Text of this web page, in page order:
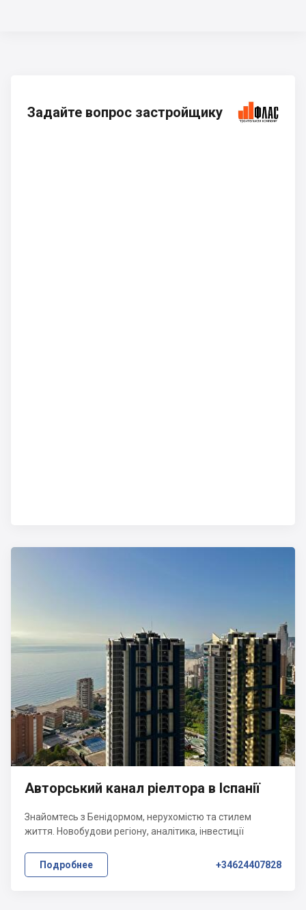
Задайте вопрос застройщику
Авторський канал ріелтора в Іспанії
Знайомтесь з Бенідормом, нерухомістю та стилем
життя. Новобудови регіону, аналітика, інвестиції
Подробнее +34624407828